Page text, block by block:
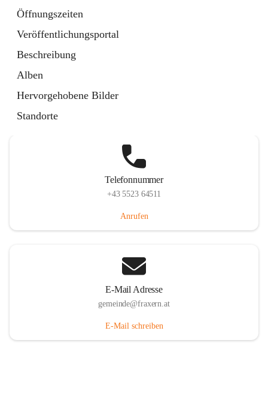
Öffnungszeiten
Veröffentlichungsportal
Beschreibung
Alben
Hervorgehobene Bilder
Standorte
Telefonnummer
+43 5523 64511
Anrufen
E-Mail Adresse
gemeinde@fraxern.at
E-Mail schreiben